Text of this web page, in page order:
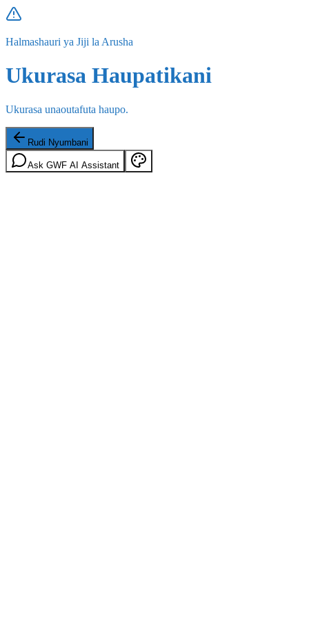
Halmashauri ya Jiji la Arusha
Ukurasa Haupatikani
Ukurasa unaoutafuta haupo.
Rudi Nyumbani
Ask GWF AI Assistant